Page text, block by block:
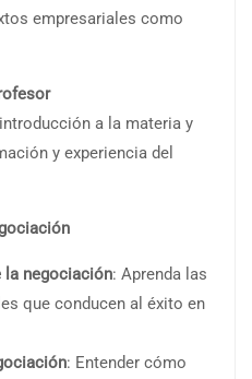
empresariales como
a la materia y
y experiencia del
la negociación: Aprenda las
que conducen al éxito en
: Entender cómo